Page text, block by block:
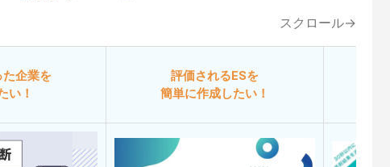
スクロール→
た企業を
い！
評価されるESを
簡単に作成したい！